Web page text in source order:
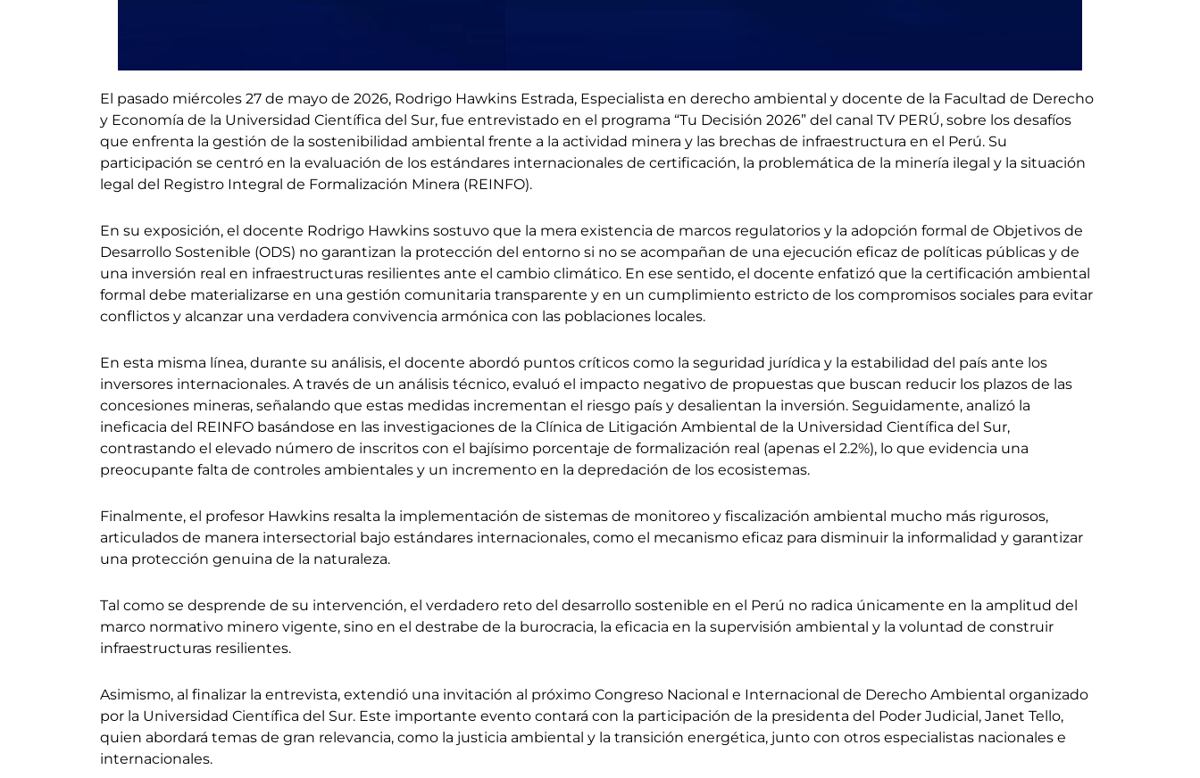
El pasado miércoles 27 de mayo de 2026, Rodrigo Hawkins Estrada, Especialista en derecho ambiental y docente de la Facultad de Derecho
y Economía de la Universidad Científica del Sur, fue entrevistado en el programa “Tu Decisión 2026” del canal TV PERÚ, sobre los desafíos
que enfrenta la gestión de la sostenibilidad ambiental frente a la actividad minera y las brechas de infraestructura en el Perú. Su
participación se centró en la evaluación de los estándares internacionales de certificación, la problemática de la minería ilegal y la situación
legal del Registro Integral de Formalización Minera (REINFO).
En su exposición, el docente Rodrigo Hawkins sostuvo que la mera existencia de marcos regulatorios y la adopción formal de Objetivos de
Desarrollo Sostenible (ODS) no garantizan la protección del entorno si no se acompañan de una ejecución eficaz de políticas públicas y de
una inversión real en infraestructuras resilientes ante el cambio climático. En ese sentido, el docente enfatizó que la certificación ambiental
formal debe materializarse en una gestión comunitaria transparente y en un cumplimiento estricto de los compromisos sociales para evitar
conflictos y alcanzar una verdadera convivencia armónica con las poblaciones locales.
En esta misma línea, durante su análisis, el docente abordó puntos críticos como la seguridad jurídica y la estabilidad del país ante los
inversores internacionales. A través de un análisis técnico, evaluó el impacto negativo de propuestas que buscan reducir los plazos de las
concesiones mineras, señalando que estas medidas incrementan el riesgo país y desalientan la inversión. Seguidamente, analizó la
ineficacia del REINFO basándose en las investigaciones de la Clínica de Litigación Ambiental de la Universidad Científica del Sur,
contrastando el elevado número de inscritos con el bajísimo porcentaje de formalización real (apenas el 2.2%), lo que evidencia una
preocupante falta de controles ambientales y un incremento en la depredación de los ecosistemas.
Finalmente, el profesor Hawkins resalta la implementación de sistemas de monitoreo y fiscalización ambiental mucho más rigurosos,
articulados de manera intersectorial bajo estándares internacionales, como el mecanismo eficaz para disminuir la informalidad y garantizar
una protección genuina de la naturaleza.
Tal como se desprende de su intervención, el verdadero reto del desarrollo sostenible en el Perú no radica únicamente en la amplitud del
marco normativo minero vigente, sino en el destrabe de la burocracia, la eficacia en la supervisión ambiental y la voluntad de construir
infraestructuras resilientes.
Asimismo, al finalizar la entrevista, extendió una invitación al próximo Congreso Nacional e Internacional de Derecho Ambiental organizado
por la Universidad Científica del Sur. Este importante evento contará con la participación de la presidenta del Poder Judicial, Janet Tello,
quien abordará temas de gran relevancia, como la justicia ambiental y la transición energética, junto con otros especialistas nacionales e
internacionales.